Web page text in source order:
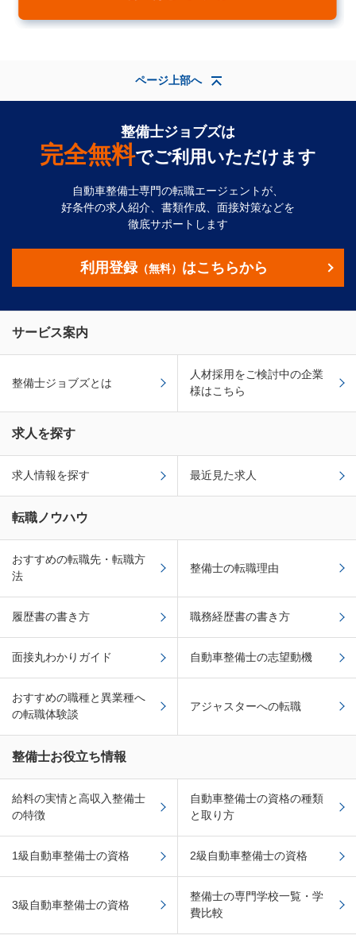
ページ上部へ
整備士ジョブズは
完全無料でご利用いただけます
自動車整備士専門の転職エージェントが、
好条件の求人紹介、書類作成、面接対策などを
徹底サポートします
利用登録（無料） はこちらから
サービス案内
整備士ジョブズとは
人材採用をご検討中の企業
様はこちら
求人を探す
求人情報を探す 最近見た求人
転職ノウハウ
おすすめの転職先・転職方
法
整備士の転職理由
履歴書の書き方 職務経歴書の書き方
面接丸わかりガイド 自動車整備士の志望動機
おすすめの職種と異業種へ
の転職体験談
アジャスターへの転職
整備士お役立ち情報
給料の実情と高収入整備士
の特徴
自動車整備士の資格の種類
と取り方
1級自動車整備士の資格 2級自動車整備士の資格
3級自動車整備士の資格
整備士の専門学校一覧・学
費比較